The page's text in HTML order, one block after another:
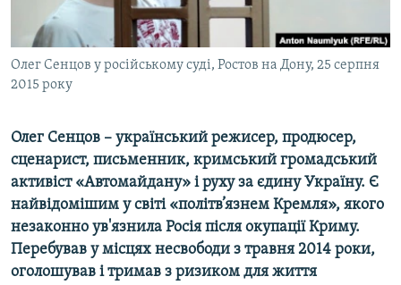
УКР
КТАТ
ДОЛУЧАЙСЯ!
Усі сайти RFE/RL
Олег Сенцов у російському суді, Ростов на Дону, 25 серпня
2015 року
Олег Сенцов – український режисер, продюсер,
сценарист, письменник, кримський громадський
активіст «Автомайдану» і руху за єдину Україну. Є
найвідомішим у світі «політв’язнем Кремля», якого
незаконно ув'язнила Росія після окупації Криму.
Перебував у місцях несвободи з травня 2014 роки,
оголошував і тримав з ризиком для життя